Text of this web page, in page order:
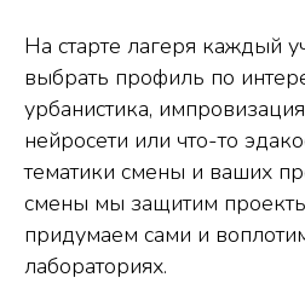
На старте лагеря каждый
выбрать профиль по
урбанистика,
нейросети или что-то
тематики смены и ваших
смены мы защитим
придумаем сами и
лабораториях.